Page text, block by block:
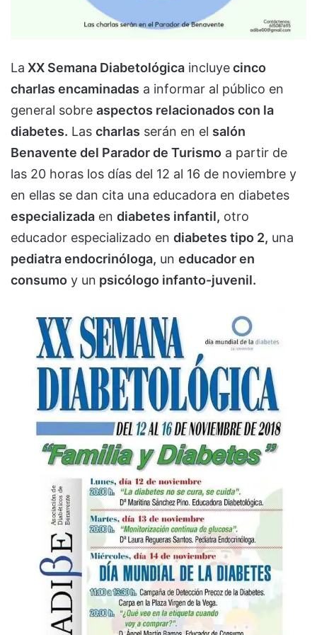
La XX Semana Diabetológica incluyecinco
charlas encaminadas a informar al público en
general sobre aspectos relacionados con la
diabetes. Las charlas serán en el salón
Benavente del Parador de Turismo a partir de
las 20 horas los días del 12 al 16 de noviembre y
en ellas se dan cita una educadora en diabetes
especializada en diabetes infantil, otro
educador especializado en diabetes tipo 2, una
pediatra endocrinóloga, un educador en
consumo y un psicólogo infanto-juvenil.